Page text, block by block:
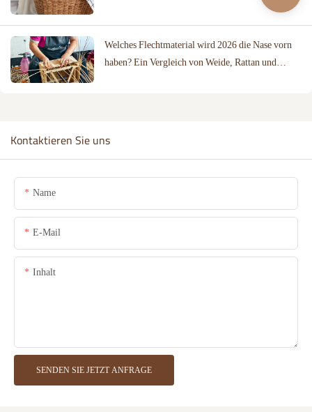
Welches Flechtmaterial wird 2026 die Nase vorn
haben? Ein Vergleich von Weide, Rattan und
Kontaktieren Sie uns
Name
E-Mail
Inhalt
SENDEN SIE JETZT ANFRAGE